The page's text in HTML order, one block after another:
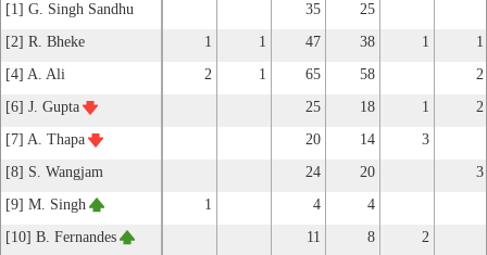
[1] G. Singh Sandhu 35
25
[2] R. Bheke
1 1 47 38 1
1
[4] A. Ali
2 1 65 58
2
[6] J. Gupta
25 18 1
2
[7] A. Thapa
20 14
3
[8] S. Wangjam
24 20
3
[9] M. Singh
1 4
4
[10] B. Fernandes
11 8
2